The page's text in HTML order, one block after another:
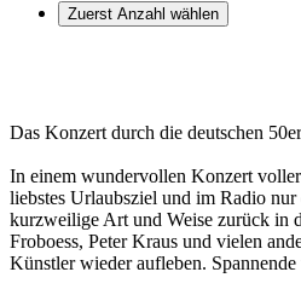
Zuerst Anzahl wählen
Das Konzert durch die deutschen
In einem wundervollen Konzert
liebstes Urlaubsziel und im Radio
kurzweilige Art und Weise zurück in
Froboess, Peter Kraus und vielen
Künstler wieder aufleben.